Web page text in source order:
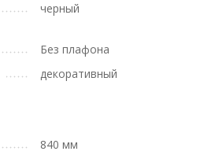
черный
Без плафона
декоративный
840 мм